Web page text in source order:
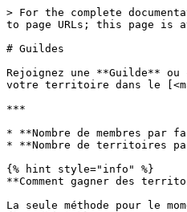
> For the complete
to page URLs; this page is
# Guildes
Rejoignez une **Guilde**
votre territoire dans le
***
* **Nombre de membres par
* **Nombre de territoires
{% hint style="info" %}
**Comment gagner des
La seule méthode pour le